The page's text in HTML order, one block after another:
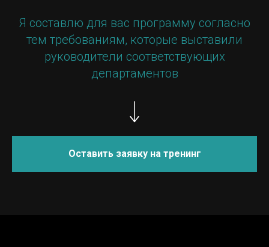
Я составлю для вас программу согласно
тем требованиям, которые выставили
руководители соответствующих
департаментов
Оставить заявку на тренинг